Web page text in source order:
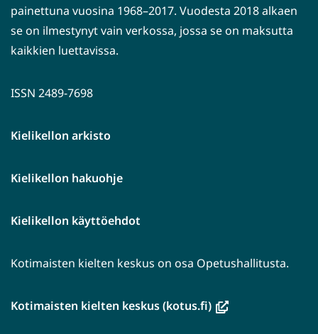
painettuna vuosina 1968–2017. Vuodesta 2018 alkaen
se on ilmestynyt vain verkossa, jossa se on maksutta
kaikkien luettavissa.
ISSN 2489-7698
Kielikellon arkisto
Kielikellon hakuohje
Kielikellon käyttöehdot
Kotimaisten kielten keskus on osa Opetushallitusta.
Kotimaisten kielten keskus (kotus.fi)(avautuu